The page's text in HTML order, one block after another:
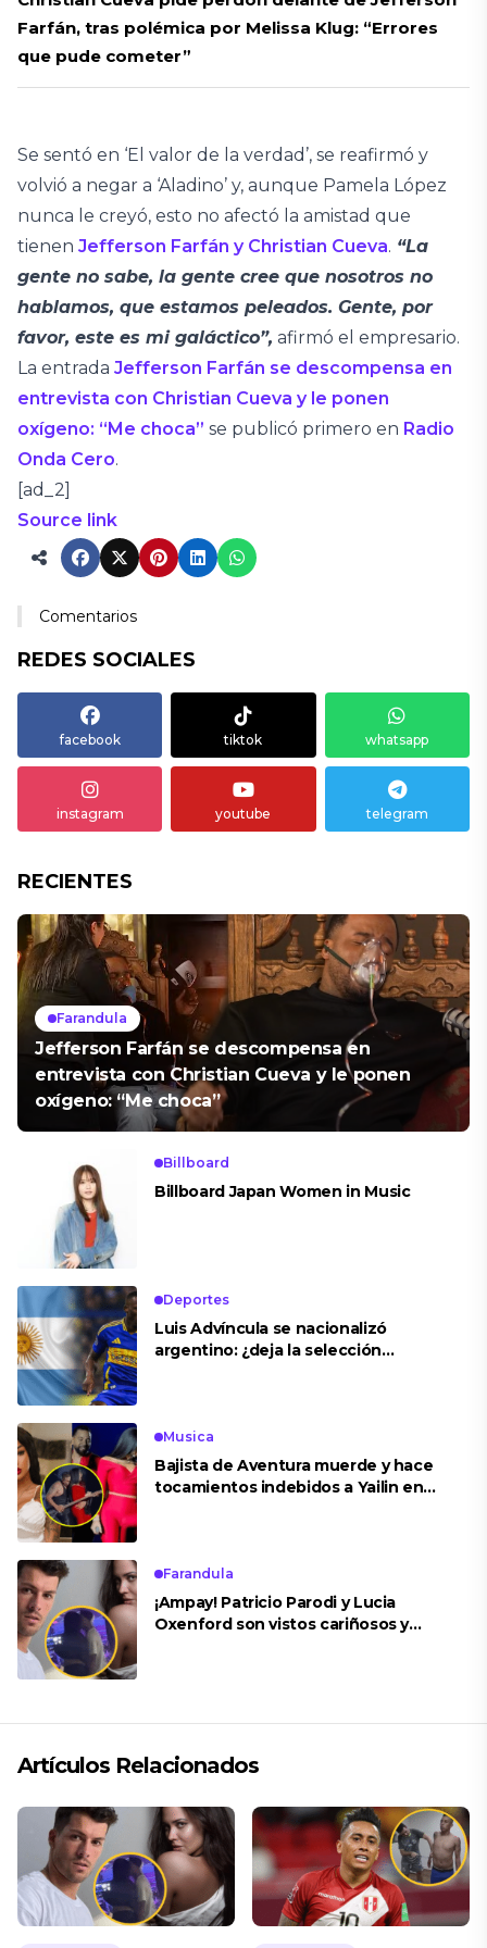
Farfán, tras polémica por Melissa Klug: “Errores
que pude cometer”
Se sentó en ‘El valor de la verdad’, se reafirmó y
volvió a negar a ‘Aladino’ y, aunque Pamela López
nunca le creyó, esto no afectó la amistad que
tienen Jefferson Farfán y Christian Cueva. “La
gente no sabe, la gente cree que nosotros no
hablamos, que estamos peleados. Gente, por
favor, este es mi galáctico”, afirmó el empresario.
La entrada Jefferson Farfán se descompensa en
entrevista con Christian Cueva y le ponen
oxígeno: “Me choca” se publicó primero en Radio
Onda Cero.
[ad_2]
Source link
Comentarios
REDES SOCIALES
facebook tiktok whatsapp
instagram youtube telegram
RECIENTES
Farandula
Jefferson Farfán se descompensa en
entrevista con Christian Cueva y le ponen
oxígeno: “Me choca”
Billboard
Billboard Japan Women in Music
Deportes
Luis Advíncula se nacionalizó
argentino: ¿deja la selección
Musica
Bajista de Aventura muerde y hace
tocamientos indebidos a Yailin en
Farandula
¡Ampay! Patricio Parodi y Lucia
Oxenford son vistos cariñosos y
Artículos Relacionados